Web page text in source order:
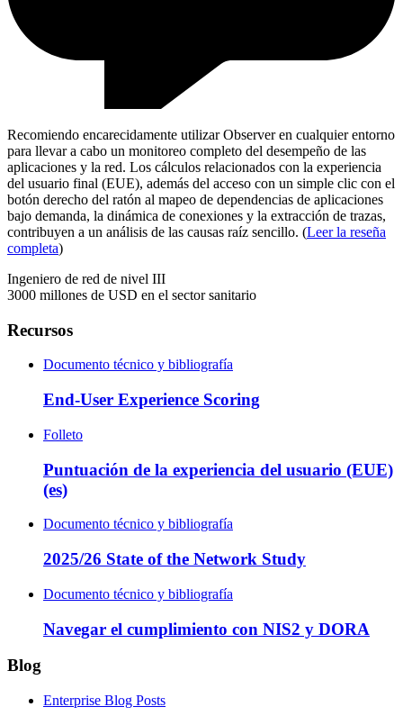
Recomiendo encarecidamente utilizar Observer en cualquier entorno
para llevar a cabo un monitoreo completo del desempeño de las
aplicaciones y la red. Los cálculos relacionados con la experiencia
del usuario final (EUE), además del acceso con un simple clic con el
botón derecho del ratón al mapeo de dependencias de aplicaciones
bajo demanda, la dinámica de conexiones y la extracción de trazas,
contribuyen a un análisis de las causas raíz sencillo. (Leer la reseña
completa)
Ingeniero de red de nivel III
3000 millones de USD en el sector sanitario
Recursos
Documento técnico y bibliografía
End-User Experience Scoring
Folleto
Puntuación de la experiencia del usuario (EUE)
(es)
Documento técnico y bibliografía
2025/26 State of the Network Study
Documento técnico y bibliografía
Navegar el cumplimiento con NIS2 y DORA
Blog
Enterprise Blog Posts